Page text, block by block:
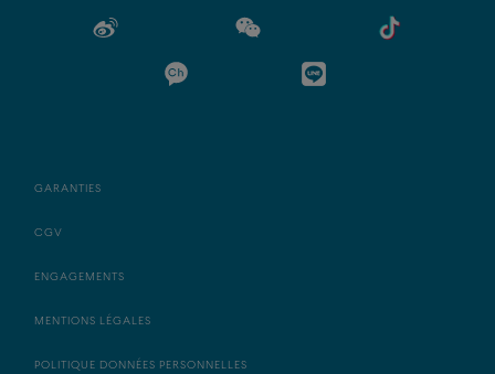
GARANTIES
CGV
ENGAGEMENTS
MENTIONS LÉGALES
POLITIQUE DONNÉES PERSONNELLES